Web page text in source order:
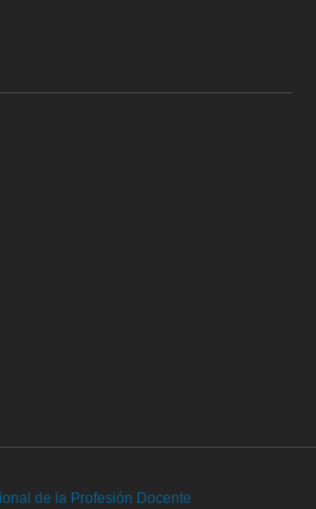
de la Profesión Docente